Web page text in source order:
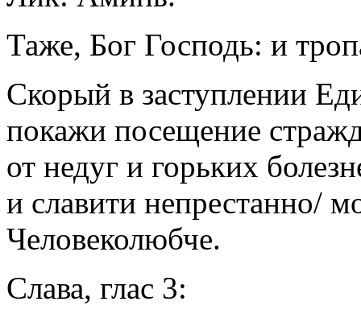
Таже, Бог Господь: и
Скорый в заступлении
покажи посещение
от недуг и горьких
и славити непрестанно/
Человеколюбче.
Слава, глас 3: